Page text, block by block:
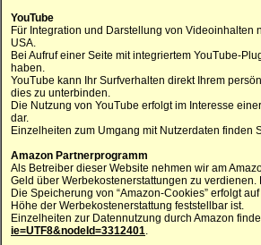
YouTube
Für Integration und Darstellung von Videoinhalten
USA.
Bei Aufruf einer Seite mit integriertem YouTube-
haben.
YouTube kann Ihr Surfverhalten direkt Ihrem
dies zu unterbinden.
Die Nutzung von YouTube erfolgt im Interesse
dar.
Einzelheiten zum Umgang mit Nutzerdaten
Amazon Partnerprogramm
Als Betreiber dieser Website nehmen wir am
Geld über Werbekostenerstattungen zu
Die Speicherung von “Amazon-Cookies” erfolgt
Höhe der Werbekostenerstattung feststellbar ist.
Einzelheiten zur Datennutzung durch Amazon
ie=UTF8&nodeId=3312401.